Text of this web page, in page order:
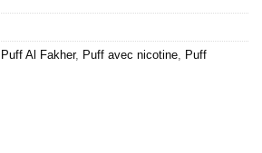
Puff Al Fakher, Puff avec nicotine, Puff